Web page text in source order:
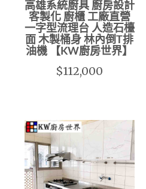
高雄系統廚具 廚房設計
客製化 廚櫃 工廠直營
一字型流理台 人造石檯
面 木製桶身 林內倒T排
油機 【KW廚房世界】
$112,000